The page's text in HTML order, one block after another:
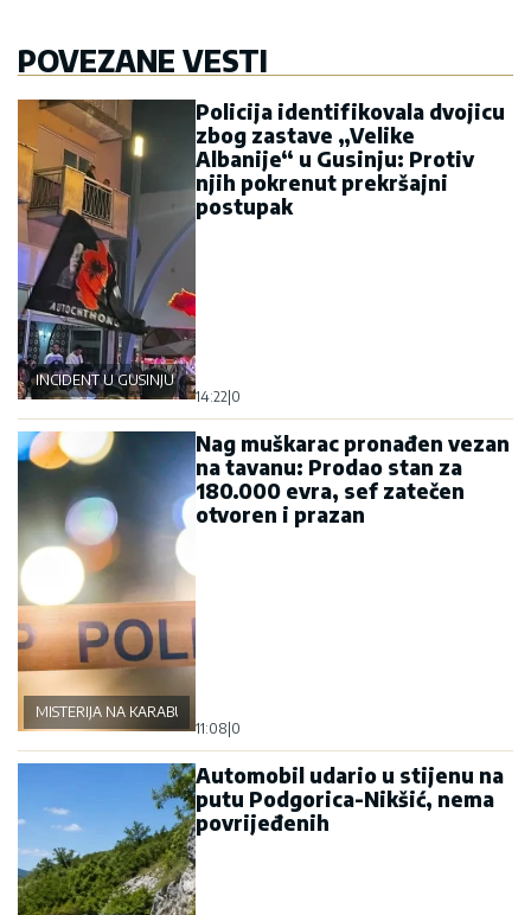
POVEZANE VESTI
INCIDENT U GUSINJU
Policija identifikovala dvojicu
zbog zastave „Velike
Albanije“ u Gusinju: Protiv
njih pokrenut prekršajni
postupak
14:22|0
MISTERIJA NA KARABURMI
Nag muškarac pronađen vezan
na tavanu: Prodao stan za
180.000 evra, sef zatečen
otvoren i prazan
11:08|0
Automobil udario u stijenu na
putu Podgorica-Nikšić, nema
povrijeđenih